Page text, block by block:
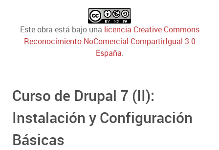
Esteobra está bajo una licencia Creative Commons
Reconocimiento-NoComercial-CompartirIgual 3.0
España.
Curso de Drupal 7 (II):
Instalación y Configuración
Básicas